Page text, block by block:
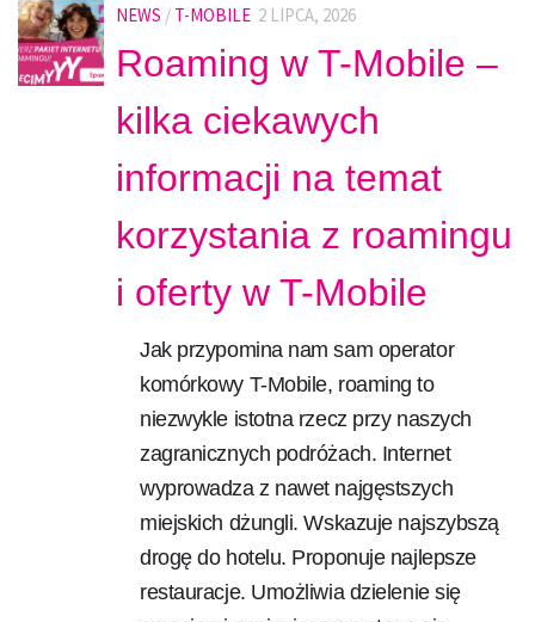
NEWS / T-MOBILE 2 LIPCA, 2026
Roaming w T-Mobile –
kilka ciekawych
informacji na temat
korzystania z roamingu
i oferty w T-Mobile
Jak przypomina nam sam operator
komórkowy T-Mobile, roaming to
niezwykle istotna rzecz przy naszych
zagranicznych podróżach. Internet
wyprowadza z nawet najgęstszych
miejskich dżungli. Wskazuje najszybszą
drogę do hotelu. Proponuje najlepsze
restauracje. Umożliwia dzielenie się